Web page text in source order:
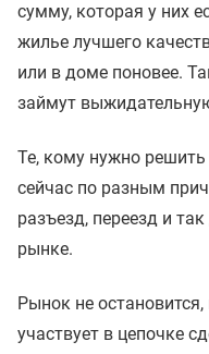
сумму, которая у них
жилье лучшего
или в доме поновее.
займут
Те, кому нужно
сейчас по разным
разъезд, переезд и
рынке.
Рынок не
участвует в цепочке